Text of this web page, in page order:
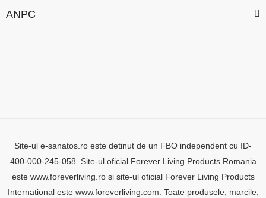
ANPC
Site-ul e-sanatos.ro este detinut de un FBO independent cu ID-
400-000-245-058. Site-ul oficial Forever Living Products Romania
este www.foreverliving.ro si site-ul oficial Forever Living Products
International este www.foreverliving.com. Toate produsele, marcile,